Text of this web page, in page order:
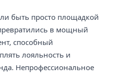
быть просто площадкой
в мощный
способный
лояльность и
Непрофессиональное